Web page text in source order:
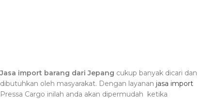
Jasa import barang dari Jepang cukup banyak dicari dan
dibutuhkan oleh masyarakat. Dengan layanan jasa import
Pressa Cargo inilah anda akan dipermudah ketika